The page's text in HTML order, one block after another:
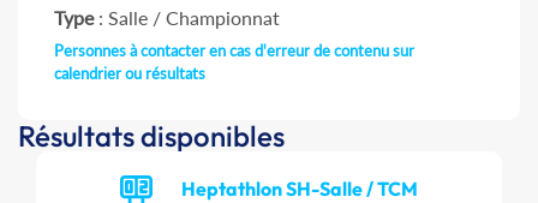
Type: Salle / Championnat
Personnes à contacter en cas d'erreur de contenu sur
calendrier ou résultats
Résultats disponibles
Heptathlon SH-Salle / TCM